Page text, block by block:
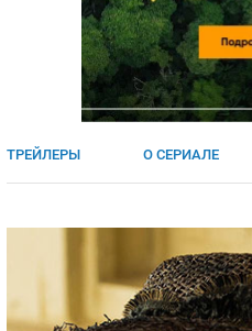
ФАНТАСТИКА
МЕЛОДРАМЫ
ИСПАНИЯ
ФРАНЦИЯ
ГЕРМАНИЯ
ИНТЕРВЬЮ
СВЕТСКИЕ НОВОСТИ
ТРЕЙЛЕРЫ О СЕРИАЛЕ